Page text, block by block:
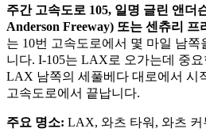
주간 고속도로 105, 일명 글린 앤더
Anderson Freeway) 또는 센츄리
는 10번 고속도로에서 몇 마일 남
니다. I-105는 LAX로 오가는데 중
LAX 남쪽의 세풀베다 대로에서 시
고속도로에서 끝납니다.
주요 명소: LAX, 와츠 타워, 와츠 커